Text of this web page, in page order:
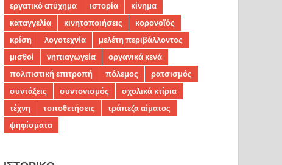
εργατικό ατύχημα
ιστορία
κίνημα
καταγγελία
κινητοποιήσεις
κορονοϊός
κρίση
λογοτεχνία
μελέτη περιβάλλοντος
μισθοί
νηπιαγωγεία
οργανικά κενά
πολιτιστική επιτροπή
πόλεμος
ρατσισμός
συντάξεις
συντονισμός
σχολικά κτίρια
τέχνη
τοποθετήσεις
τράπεζα αίματος
ψηφίσματα